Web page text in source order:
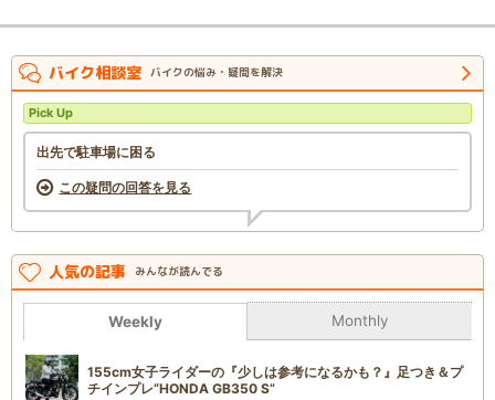
バイク相談室 バイクの悩み・疑問を解決
Pick Up
出先で駐車場に困る
この疑問の回答を見る
人気の記事 みんなが読んでる
Weekly Monthly
155cm女子ライダーの『少しは参考になるかも？』足つき＆プ
チインプレ“HONDA GB350 S”